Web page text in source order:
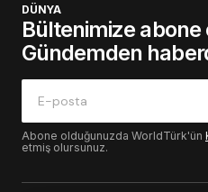
DÜNYA
Bültenimize abone
Gündemden
Abone olduğunuzda WorldTürk'ün
etmiş olursunuz.